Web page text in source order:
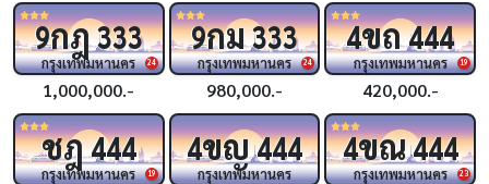
24
9กฎ333
กรุงเทพมหานคร
1,000,000.-
24
9กม333
กรุงเทพมหานคร
980,000.-
19
4ขถ444
กรุงเทพมหานคร
420,000.-
19
ชฎ444
กรุงเทพมหานคร
4ขญ444
กรุงเทพมหานคร 23
4ขณ444
กรุงเทพมหานคร